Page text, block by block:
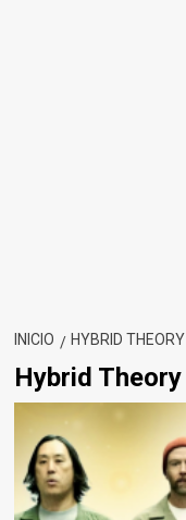
INICIO HYBRID THEORY
Hybrid Theory